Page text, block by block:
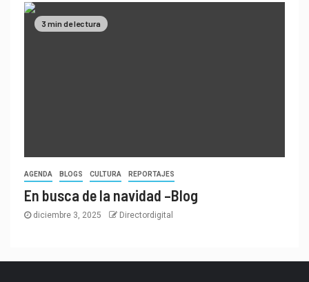
3 min de lectura
AGENDA BLOGS CULTURA REPORTAJES
En busca de la navidad –Blog
diciembre 3, 2025 Directordigital